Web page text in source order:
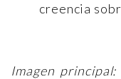
creencia
Imagen